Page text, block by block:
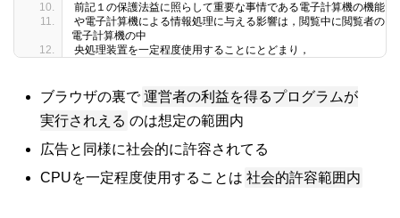
前記１の保護法益に照らして重要な事情である電子計算機の機能
や電子計算機による情報処理に与える影響は，閲覧中に閲覧者の
電子計算機の中
央処理装置を一定程度使用することにとどまり，
ブラウザの裏で 運営者の利益を得るプログラムが
実行されえる のは想定の範囲内
広告と同様に社会的に許容されてる
CPUを一定程度使用することは 社会的許容範囲内